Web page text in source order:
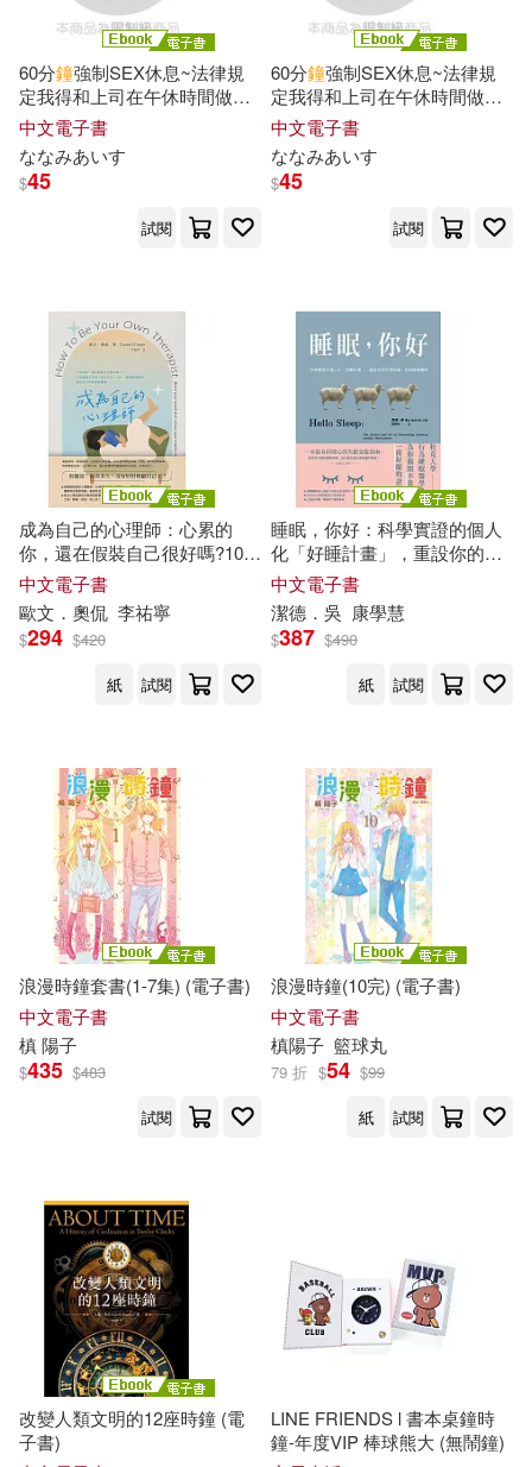
60分鐘強制SEX休息~法律規
定我得和上司在午休時間做愛~
02 (電子書)
中文電子書
ななみあいす
$45
試閱
60分鐘強制SEX休息~法律規
定我得和上司在午休時間做愛~
01 (電子書)
中文電子書
ななみあいす
$45
試閱
成為自己的心理師：心累的
你，還在假裝自己很好嗎?10分
鐘療心時光，結合正念、
CBT、情緒調節練習，感受真
正的釋懷與療癒 (電子書)
中文電子書
歐文．奧侃 李祐寧
$294 $420
紙
試閱
睡眠，你好：科學實證的個人
化「好睡計畫」，重設你的生
理時鐘，找回優質睡眠 (電子
書)
中文電子書
潔德．吳 康學慧
$387 $490
紙
試閱
浪漫時鐘套書(1-7集) (電子書)
中文電子書
槙 陽子
$435 $483
試閱
浪漫時鐘(10完) (電子書)
中文電子書
槙陽子 籃球丸
79 折 $54 $99
紙
試閱
改變人類文明的12座時鐘 (電
子書)
LINE FRIENDS l 書本桌鐘時
鐘-年度VIP 棒球熊大 (無鬧鐘)